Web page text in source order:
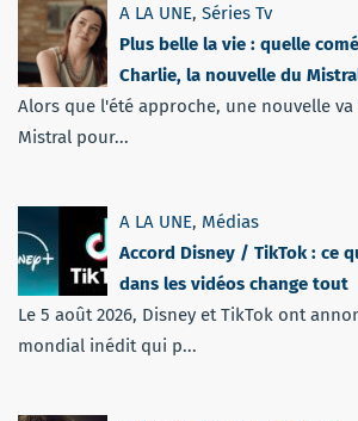
A LA UNE, Séries Tv
Plus belle la vie : quelle
Charlie, la nouvelle du
Alors que l'été approche, une nouvelle
Mistral pour...
A LA UNE, Médias
Accord Disney / TikTok : ce
dans les vidéos change tout
Le 5 août 2026, Disney et TikTok ont
mondial inédit qui p...